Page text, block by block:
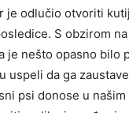
je odlučio otvoriti
S obzirom
nešto opasno bilo
uspeli da ga
psi donose u